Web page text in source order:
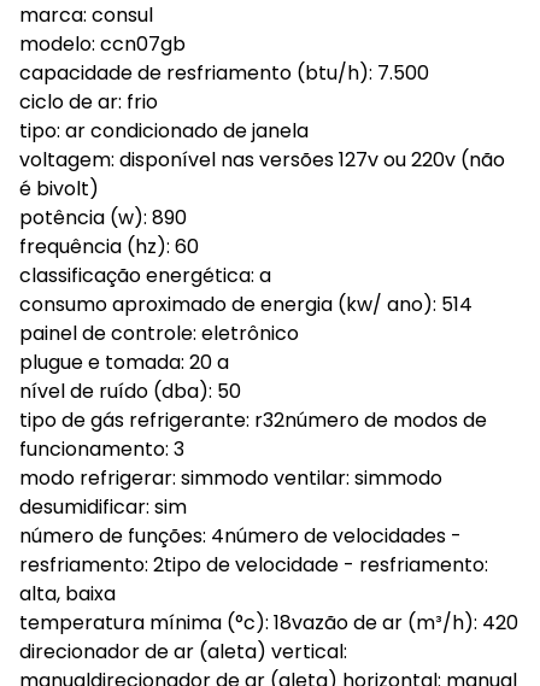
marca: consul
modelo: ccn07gb
capacidade de resfriamento (btu/h): 7.500
ciclo de ar: frio
tipo: ar condicionado de janela
voltagem: disponível nas versões 127v ou 220v (não
é bivolt)
potência (w): 890
frequência (hz): 60
classificação energética: a
consumo aproximado de energia (kw/ ano): 514
painel de controle: eletrônico
plugue e tomada: 20 a
nível de ruído (dba): 50
tipo de gás refrigerante: r32número de modos de
funcionamento: 3
modo refrigerar: simmodo ventilar: simmodo
desumidificar: sim
número de funções: 4número de velocidades -
resfriamento: 2tipo de velocidade - resfriamento:
alta, baixa
temperatura mínima (°c): 18vazão de ar (m³/h): 420
direcionador de ar (aleta) vertical: